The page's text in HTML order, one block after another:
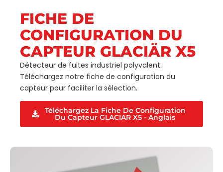
FICHE DE
CONFIGURATION DU
CAPTEUR GLACIÄR X5
Détecteur de fuites industriel polyvalent.
Téléchargez notre fiche de configuration du
capteur pour faciliter la sélection.
Téléchargez La Fiche De Configuration
Du Capteur GLACIAR X5 - Anglais